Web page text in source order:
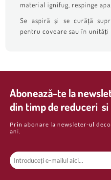
material ignifug, respinge apa.
Se aspiră și se curăță
pentru covoare sau în unități
Abonează-te la
din timp de reduceri
Prin abonare la newsleter-ul
ani.